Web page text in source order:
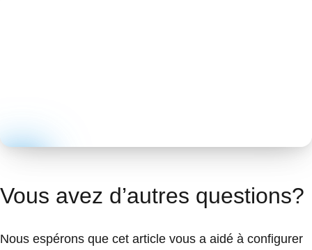
Vous avez d’autres questions?
Nous espérons que cet article vous a aidé à configurer